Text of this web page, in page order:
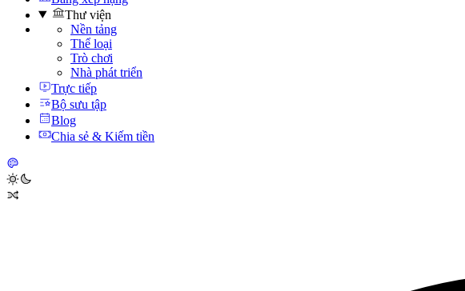
Thư viện
Nền tảng
Thể loại
Trò chơi
Nhà phát triển
Trực tiếp
Bộ sưu tập
Blog
Chia sẻ & Kiếm tiền